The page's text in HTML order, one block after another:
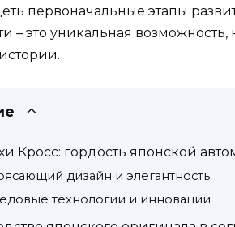
первоначальные этапы
– это уникальная возможность,
Кросс: гордость японской
дизайн и элегантность
технологии и инновации